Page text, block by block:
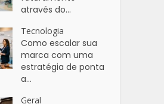
através do...
Tecnologia
Como escalar sua
marca com uma
estratégia de ponta
a...
Geral